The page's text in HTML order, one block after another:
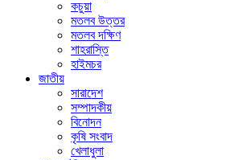
কচুয়া
মতলব উত্তর
মতলব দক্ষিণ
শাহরাস্তি
হাইমচর
জাতীয়
সারাদেশ
সম্পাদকীয়
বিনোদন
কৃষি সংবাদ
খেলাধুলা